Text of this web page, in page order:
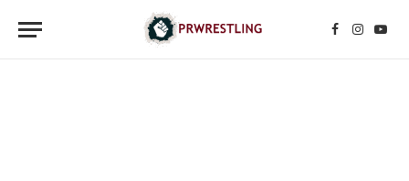
Facebook